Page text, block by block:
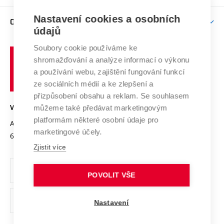
E-přihláška
Závěrečné práce
Doktorské studium
Studium bez bariér
Podpora podnikání
Mezinárodní vědecká rada
Systém zajišťování kvality výzkumu
Výzkumné infrastruktury
Transfer znalostí
Open Science
Projekty
Projekty ze strukturálních fondů
Specifický výzkum
Zahraniční spolupráce
Spolupráce se školami
Služby univerzity
Mezinárodní dohody
Univerzitní sítě
O UNIVERZITĚ
Profil univerzity
Udržitelná univerzita
Podnikavá univerzita / ContriBUTe
Bezpečná univerzita
Vyznamenání
Organizační struktura
Ochrana osobních údajů
odkaz)
učení
technické
VYSOKÉ UČENÍ TECHNICKÉ V BRNĚ
Antonínská 548/1
602 00 Brno
www.vut.cz
vut@vutbr.cz
Nastavení cookies a osobních
údajů
Soubory cookie používáme ke
shromažďování a analýze informací o výkonu
a používání webu, zajištění fungování funkcí
ze sociálních médií a ke zlepšení a
přizpůsobení obsahu a reklam. Se souhlasem
můžeme také předávat marketingovým
platformám některé osobní údaje pro
marketingové účely.
Zjistit více
POVOLIT VŠE
Nastavení